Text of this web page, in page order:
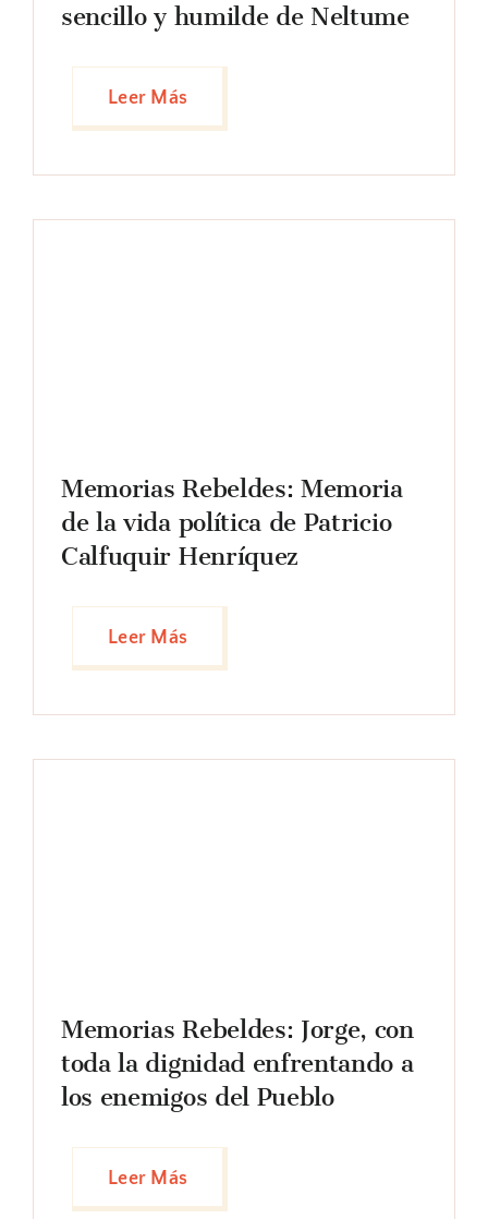
sencillo y humilde de Neltume
Leer Más
Memorias Rebeldes: Memoria
de la vida política de Patricio
Calfuquir Henríquez
Leer Más
Memorias Rebeldes: Jorge, con
toda la dignidad enfrentando a
los enemigos del Pueblo
Leer Más